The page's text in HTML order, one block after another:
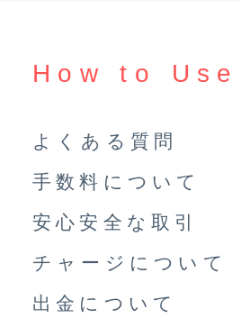
How to Use
よくある質問
手数料について
安心安全な取引
チャージについて
出金について